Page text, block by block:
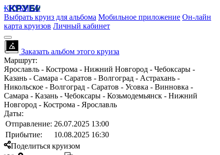
КРУБИСС
Выбрать круиз для альбома Мобильное приложение Он-лайн
карта круизов Личный кабинет
Заказать альбом этого круиза
Маршрут:
Ярославль - Кострома - Нижний Новгород - Чебоксары -
Казань - Самара - Саратов - Волгоград - Астрахань -
Никольское - Волгоград - Саратов - Усовка - Винновка -
Самара - Казань - Чебоксары - Козьмодемьянск - Нижний
Новгород - Кострома - Ярославль
Даты:
Отправление: 26.07.2025 13:00
Прибытие:
10.08.2025 16:30
Поделиться круизом